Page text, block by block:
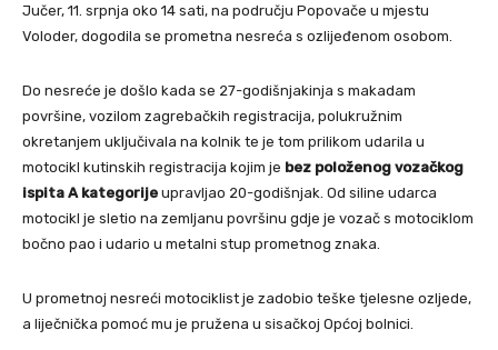
Jučer, 11. srpnja oko 14 sati, na području Popovače u mjestu
Voloder, dogodila se prometna nesreća s ozlijeđenom osobom.
Do nesreće je došlo kada se 27-godišnjakinja s makadam
površine, vozilom zagrebačkih registracija, polukružnim
okretanjem uključivala na kolnik te je tom prilikom udarila u
motocikl kutinskih registracija kojim je bez položenog vozačkog
ispita A kategorije upravljao 20-godišnjak. Od siline udarca
motocikl je sletio na zemljanu površinu gdje je vozač s motociklom
bočno pao i udario u metalni stup prometnog znaka.
U prometnoj nesreći motociklist je zadobio teške tjelesne ozljede,
a liječnička pomoć mu je pružena u sisačkoj Općoj bolnici.